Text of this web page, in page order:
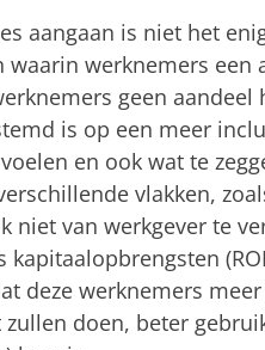
aangaan is niet het
werknemers een
geen
is op een meer
en ook wat te
vlakken,
niet van werkgever te
deze werknemers
doen, beter